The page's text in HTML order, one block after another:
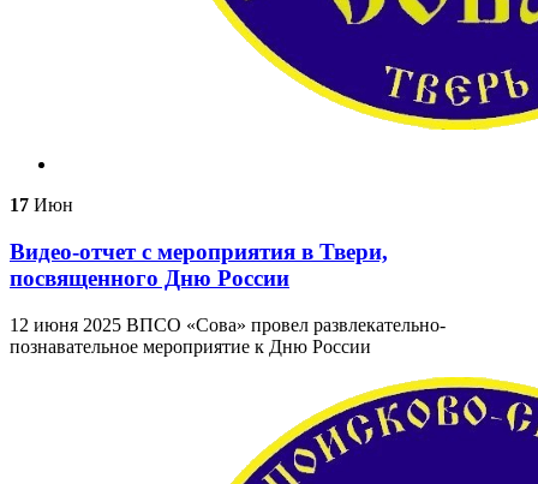
17 Июн
Видео-отчет с мероприятия в Твери,
посвященного Дню России
12 июня 2025 ВПСО «Сова» провел развлекательно-
познавательное мероприятие к Дню России